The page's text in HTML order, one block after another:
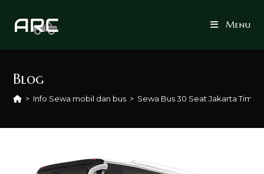
Menu
Blog
> Info Sewa mobil dan bus > Sewa Bus 30 Seat Jakarta Timur